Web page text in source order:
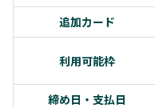
追加カード
利用可能枠
締め日・支払日